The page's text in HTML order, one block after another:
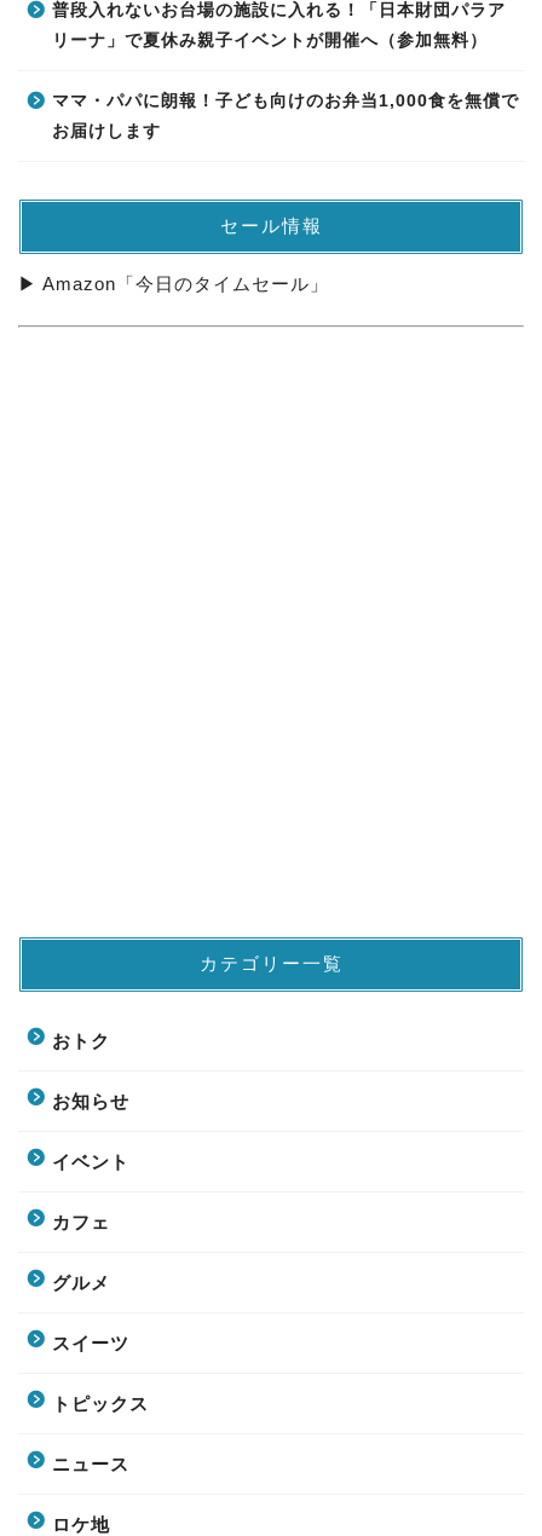
普段入れないお台場の施設に入れる！「日本財団パラア
リーナ」で夏休み親子イベントが開催へ（参加無料）
ママ・パパに朗報！子ども向けのお弁当1,000食を無償で
お届けします
セール情報
▶ Amazon「今日のタイムセール」
カテゴリー一覧
おトク
お知らせ
イベント
カフェ
グルメ
スイーツ
トピックス
ニュース
ロケ地